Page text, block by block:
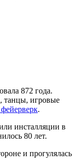
872 года.
танцы, игровые
.
инсталляции в
80 лет.
и прогулялась